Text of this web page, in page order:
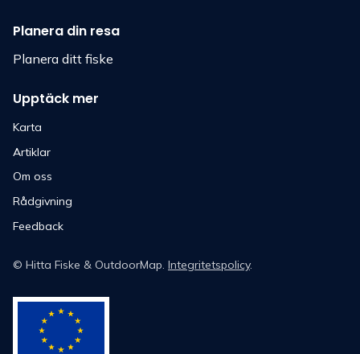
Planera din resa
Planera ditt fiske
Upptäck mer
Karta
Artiklar
Om oss
Rådgivning
Feedback
© Hitta Fiske & OutdoorMap. Integritetspolicy.